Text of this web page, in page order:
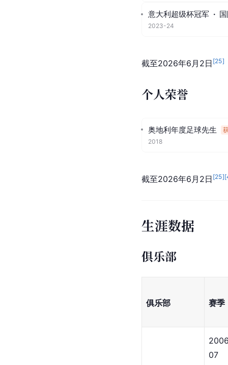
意大利超级杯冠军 ·
2023-24
截至2026年6月2日 [25]
个人荣誉
奥地利年度足球先生
2018
截至2026年6月2日 [25][
生涯数据
俱乐部
俱乐部 赛季
07